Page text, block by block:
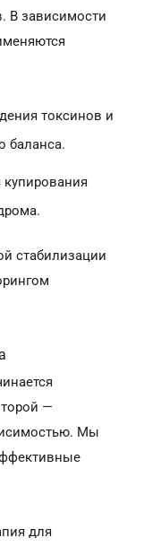
В зависимости
токсинов и
баланса.
стабилизации
—
Мы
для